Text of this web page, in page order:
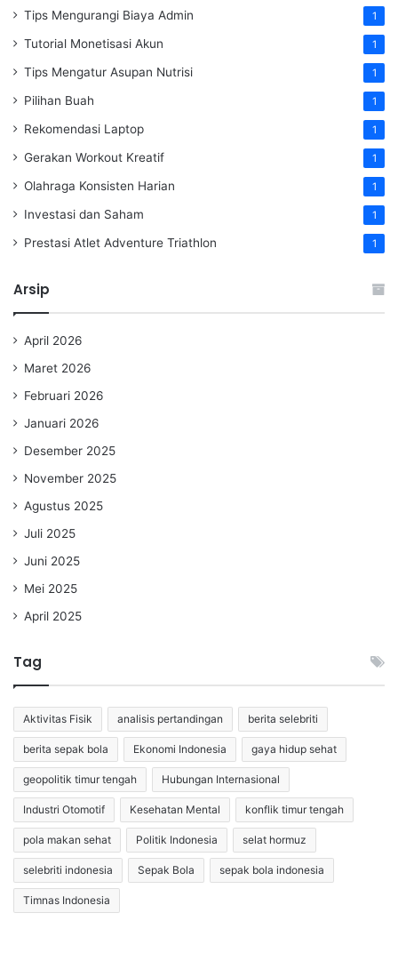
Tips Mengurangi Biaya Admin 1
Tutorial Monetisasi Akun 1
Tips Mengatur Asupan Nutrisi 1
Pilihan Buah 1
Rekomendasi Laptop 1
Gerakan Workout Kreatif 1
Olahraga Konsisten Harian 1
Investasi dan Saham 1
Prestasi Atlet Adventure Triathlon 1
Arsip
April 2026
Maret 2026
Februari 2026
Januari 2026
Desember 2025
November 2025
Agustus 2025
Juli 2025
Juni 2025
Mei 2025
April 2025
Tag
Aktivitas Fisik analisis pertandingan berita selebriti
berita sepak bola Ekonomi Indonesia gaya hidup sehat
geopolitik timur tengah Hubungan Internasional
Industri Otomotif Kesehatan Mental konflik timur tengah
pola makan sehat Politik Indonesia selat hormuz
selebriti indonesia Sepak Bola sepak bola indonesia
Timnas Indonesia